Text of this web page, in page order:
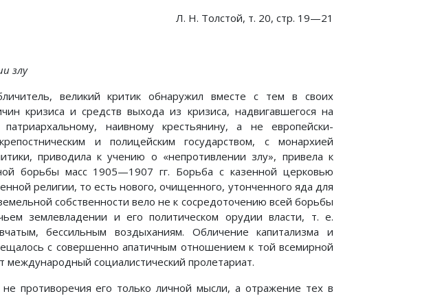
Л. Н. Толстой, т. 20, стр. 19—21
злу
великий критик обнаружил вместе с тем в своих
кризиса и средств выхода из кризиса, надвигавшегося на
наивному крестьянину, а не европейски-
и полицейским государством, с монархией
приводила к учению о «непротивлении злу», привела к
борьбы масс 1905—1907 гг. Борьба с казенной церковью
религии, то есть нового, очищенного, утонченного яда для
собственности вело не к сосредоточению всей борьбы
землевладении и его политическом орудии власти, т. е.
бессильным воздыханиям. Обличение капитализма и
с совершенно апатичным отношением к той всемирной
социалистический пролетариат.
противоречия его только личной мысли, а отражение тех в